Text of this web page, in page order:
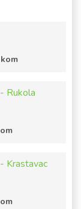
Rukola
Krastavac